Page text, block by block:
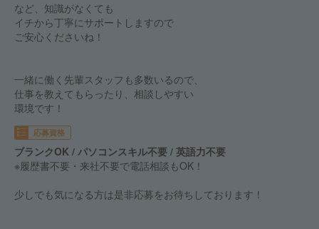
など、知識がなくても
イチから丁寧にサポートしますので
ご安心くださいね！
一緒に働く先輩スタッフも多数いるので、
仕事を教えてもらったり、相談しやすい
環境です！
応募資格
ブランクOK / パソコンスキル不要 / 英語力不要
※履歴書不要・来社不要で電話相談もOK！
少しでも気になる方は是非応募をお待ちしております！